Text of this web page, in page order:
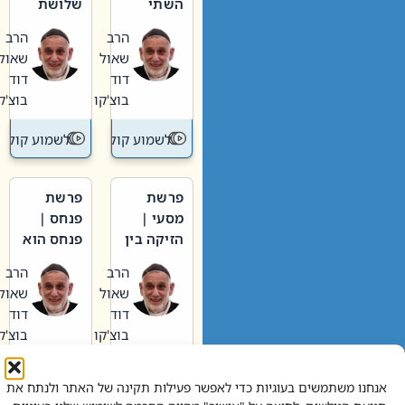
אנחנו משתמשים בעוגיות כדי לאפשר פעילות תקינה של האתר ולנתח את
וערב של
חיינו
הרב
שאול
דוד
בוצ'קו
לשמוע קול תורה – מדרש
האבות
הרב
שאול
דוד
בוצ'קו
לשמוע קול
פרשת
מסעי |
הזיקה בין
הגדול לעם הרב
שאול
דוד
בוצ'קו
לשמוע קול תורה – מדרש
פרשת
פנחס |
פנחס הוא
אליהו: בין
קנאות
הורסת
לקנאות
בונה
הרב
שאול
דוד
בוצ'קו
לשמוע קול